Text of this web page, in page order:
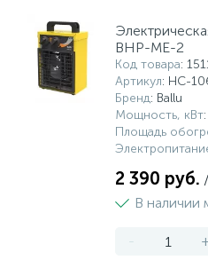
BHP-ME-2
Код товара:
Артикул: НС-
Бренд: Ballu
Мощность, кВт
Площадь
2 390 руб.
В наличии
-